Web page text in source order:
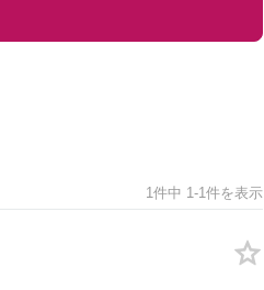
1件中 1-1件を表示